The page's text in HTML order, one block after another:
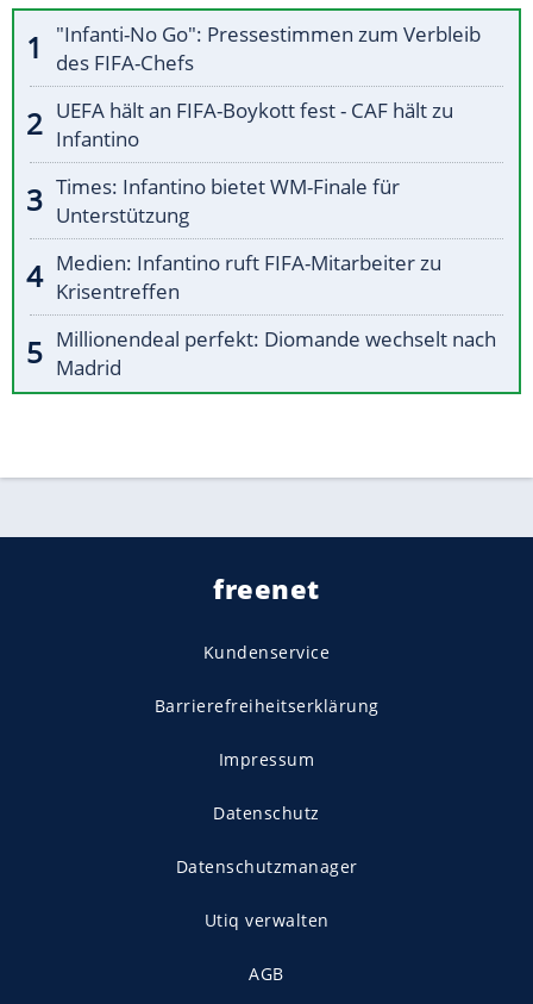
"Infanti-No Go": Pressestimmen zum Verbleib
des FIFA-Chefs
UEFA hält an FIFA-Boykott fest - CAF hält zu
Infantino
Times: Infantino bietet WM-Finale für
Unterstützung
Medien: Infantino ruft FIFA-Mitarbeiter zu
Krisentreffen
Millionendeal perfekt: Diomande wechselt nach
Madrid
freenet
Kundenservice
Barrierefreiheitserklärung
Impressum
Datenschutz
Datenschutzmanager
Utiq verwalten
AGB